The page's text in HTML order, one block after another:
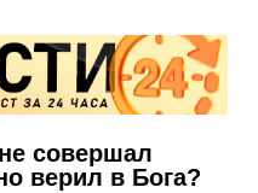
совершал
верил в Бога?